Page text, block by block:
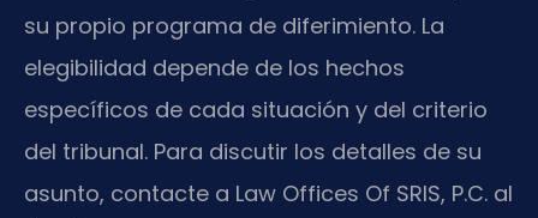
su propio programa de diferimiento. La
elegibilidad depende de los hechos
específicos de cada situación y del criterio
del tribunal. Para discutir los detalles de su
asunto, contacte a Law Offices Of SRIS, P.C. al